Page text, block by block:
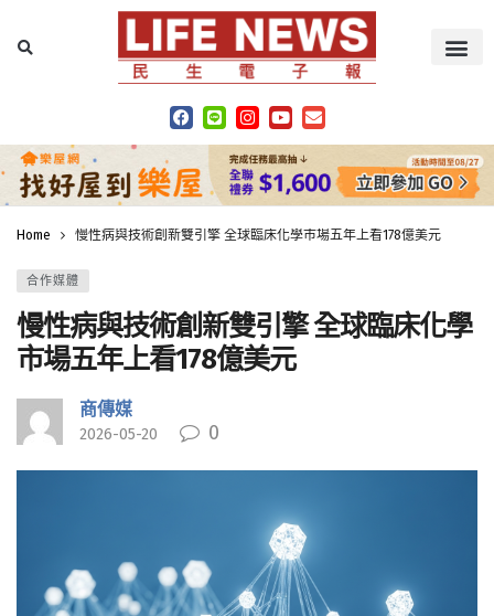
Home 慢性病與技術創新雙引擎 全球臨床化學市場五年上看178億美元
合作媒體
慢性病與技術創新雙引擎 全球臨床化學
市場五年上看178億美元
商傳媒
2026-05-20 0